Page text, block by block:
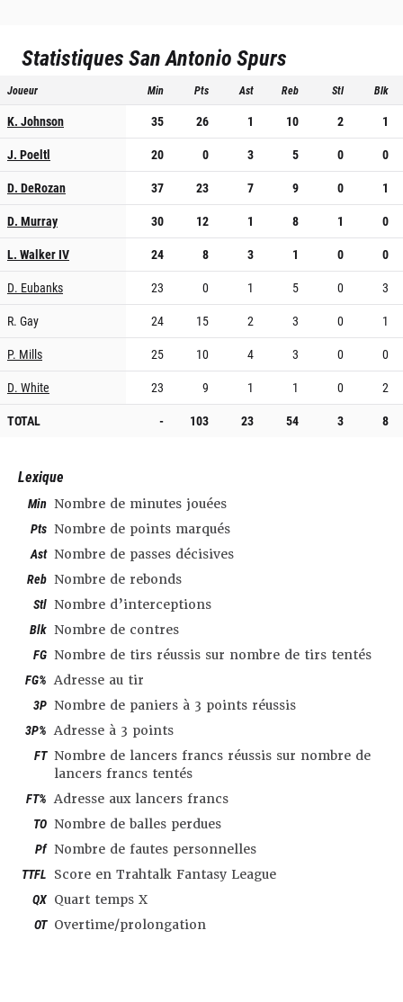
StatistiquesSan Antonio Spurs
Joueur Min Pts Ast Reb Stl Blk
K. Johnson 35 26 1 10 2
1
J. Poeltl
20 0 3 5 0
0
D. DeRozan
37 23 7 9 0
1
D. Murray
30 12 1 8 1
0
L. Walker IV
24 8 3 1 0
0
D. Eubanks
23 0 1 5 0
3
R. Gay
24 15 2 3 0
1
P. Mills
25 10 4 3 0
0
D. White
23 9 1 1 0
2
TOTAL
- 103 23 54 3 8
Lexique
Min Nombre de minutes jouées
Pts Nombre de points marqués
Ast Nombre de passes décisives
Reb Nombre de rebonds
Stl Nombre d’interceptions
Blk Nombre de contres
FG Nombre de tirs réussis sur nombre de tirs tentés
FG% Adresse au tir
3P Nombre de paniers à 3 points réussis
3P% Adresse à 3 points
FT Nombre de lancers francs réussis sur nombre de
lancers francs tentés
FT% Adresse aux lancers francs
TO Nombre de balles perdues
Pf Nombre de fautes personnelles
TTFL Score en Trahtalk Fantasy League
QX Quart temps X
OT Overtime/prolongation